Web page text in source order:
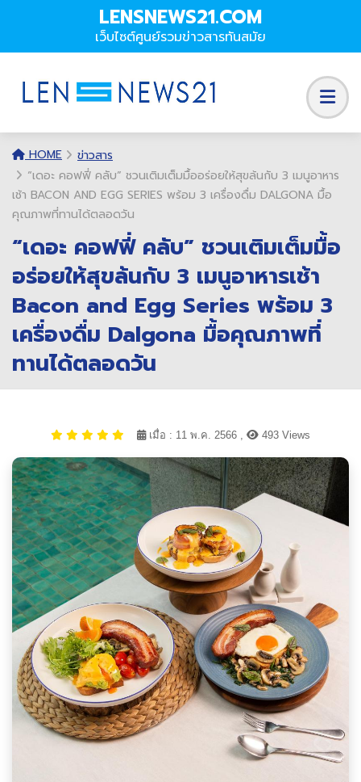
LENSNEWS21.COM
เว็บไซต์ศูนย์รวมข่าวสารทันสมัย
HOME
ข่าวสาร
“เดอะ คอฟฟี่ คลับ” ชวนเติมเต็มมื้ออร่อยให้สุขล้นกับ 3 เมนูอาหาร
เช้า BACON AND EGG SERIES พร้อม 3 เครื่องดื่ม DALGONA มื้อ
คุณภาพที่ทานได้ตลอดวัน
“เดอะ คอฟฟี่ คลับ” ชวนเติมเต็มมื้อ
อร่อยให้สุขล้นกับ 3 เมนูอาหารเช้า
Bacon and Egg Series พร้อม 3
เครื่องดื่ม Dalgona มื้อคุณภาพที่
ทานได้ตลอดวัน
เมื่อ : 11 พ.ค. 2566 , 493 Views